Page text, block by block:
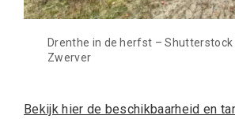
Drenthe in de herfst –
Zwerver
Bekijk hier de beschikbaarheid en